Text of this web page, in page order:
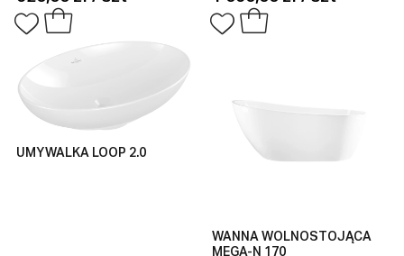
UMYWALKA LOOP 2.0
WANNA WOLNOSTOJĄCA
MEGA-N 170